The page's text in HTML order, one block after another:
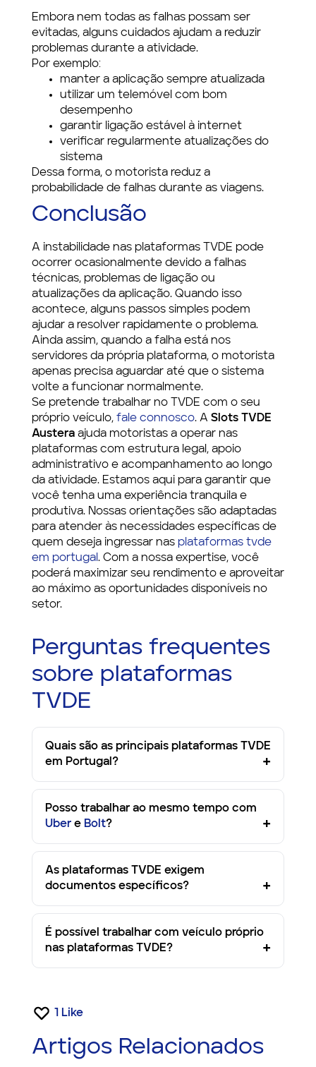
Embora nem todas as falhas possam ser
evitadas, alguns cuidados ajudam a reduzir
problemas durante a atividade.
Por exemplo:
manter a aplicação sempre atualizada
utilizar um telemóvel com bom
desempenho
garantir ligação estável à internet
verificar regularmente atualizações do
sistema
Dessa forma, o motorista reduz a
probabilidade de falhas durante as viagens.
Conclusão
A instabilidade nas plataformas TVDE pode
ocorrer ocasionalmente devido a falhas
técnicas, problemas de ligação ou
atualizações da aplicação. Quando isso
acontece, alguns passos simples podem
ajudar a resolver rapidamente o problema.
Ainda assim, quando a falha está nos
servidores da própria plataforma, o motorista
apenas precisa aguardar até que o sistema
volte a funcionar normalmente.
Se pretende trabalhar no TVDE com o seu
próprio veículo, fale connosco. A Slots TVDE
Austeraajuda motoristas a operar nas
plataformas com estrutura legal, apoio
administrativo e acompanhamento ao longo
da atividade. Estamos aqui para garantir que
você tenha uma experiência tranquila e
produtiva. Nossas orientações são adaptadas
para atender às necessidades específicas de
quem deseja ingressar nas plataformas tvde
em portugal. Com a nossa expertise, você
poderá maximizar seu rendimento e aproveitar
ao máximo as oportunidades disponíveis no
setor.
Perguntas frequentes
sobre plataformas
TVDE
Quais são as principais plataformas TVDE
em Portugal?
Posso trabalhar ao mesmo tempo com
Ubere Bolt?
As plataformas TVDE exigem
documentos específicos?
É possível trabalhar com veículo próprio
nas plataformas TVDE?
1 Like
Artigos Relacionados